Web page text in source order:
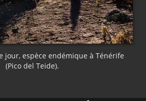
jour, espèce endémique à Ténérife
(Pico del Teide).